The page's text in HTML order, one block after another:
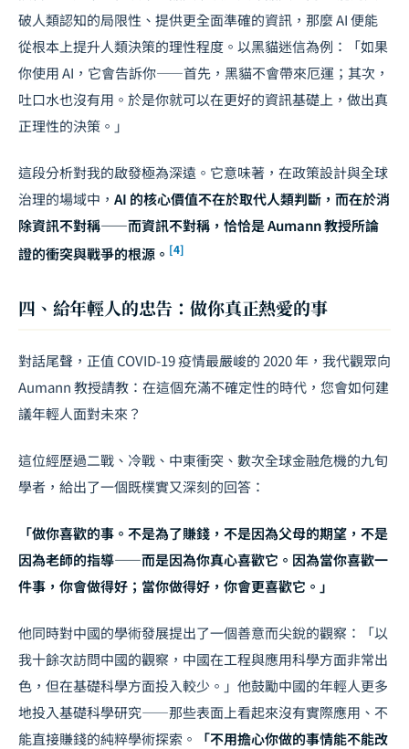
破人類認知的局限性、提供更全面準確的資訊，那麼 AI 便能
從根本上提升人類決策的理性程度。以黑貓迷信為例：「如果
你使用 AI，它會告訴你——首先，黑貓不會帶來厄運；其次，
吐口水也沒有用。於是你就可以在更好的資訊基礎上，做出真
正理性的決策。」
這段分析對我的啟發極為深遠。它意味著，在政策設計與全球
治理的場域中， AI 的核心價值不在於取代人類判斷，而在於消
除資訊不對稱——而資訊不對稱，恰恰是 Aumann 教授所論
證的衝突與戰爭的根源。 [4]
四、給年輕人的忠告：做你真正熱愛的事
對話尾聲，正值 COVID-19 疫情最嚴峻的 2020 年，我代觀眾向
Aumann 教授請教：在這個充滿不確定性的時代，您會如何建
議年輕人面對未來？
這位經歷過二戰、冷戰、中東衝突、數次全球金融危機的九旬
學者，給出了一個既樸實又深刻的回答：
「做你喜歡的事。不是為了賺錢，不是因為父母的期望，不是
因為老師的指導——而是因為你真心喜歡它。因為當你喜歡一
件事，你會做得好；當你做得好，你會更喜歡它。」
他同時對中國的學術發展提出了一個善意而尖銳的觀察：「以
我十餘次訪問中國的觀察，中國在工程與應用科學方面非常出
色，但在基礎科學方面投入較少。」他鼓勵中國的年輕人更多
地投入基礎科學研究——那些表面上看起來沒有實際應用、不
能直接賺錢的純粹學術探索。
「不用擔心你做的事情能不能改